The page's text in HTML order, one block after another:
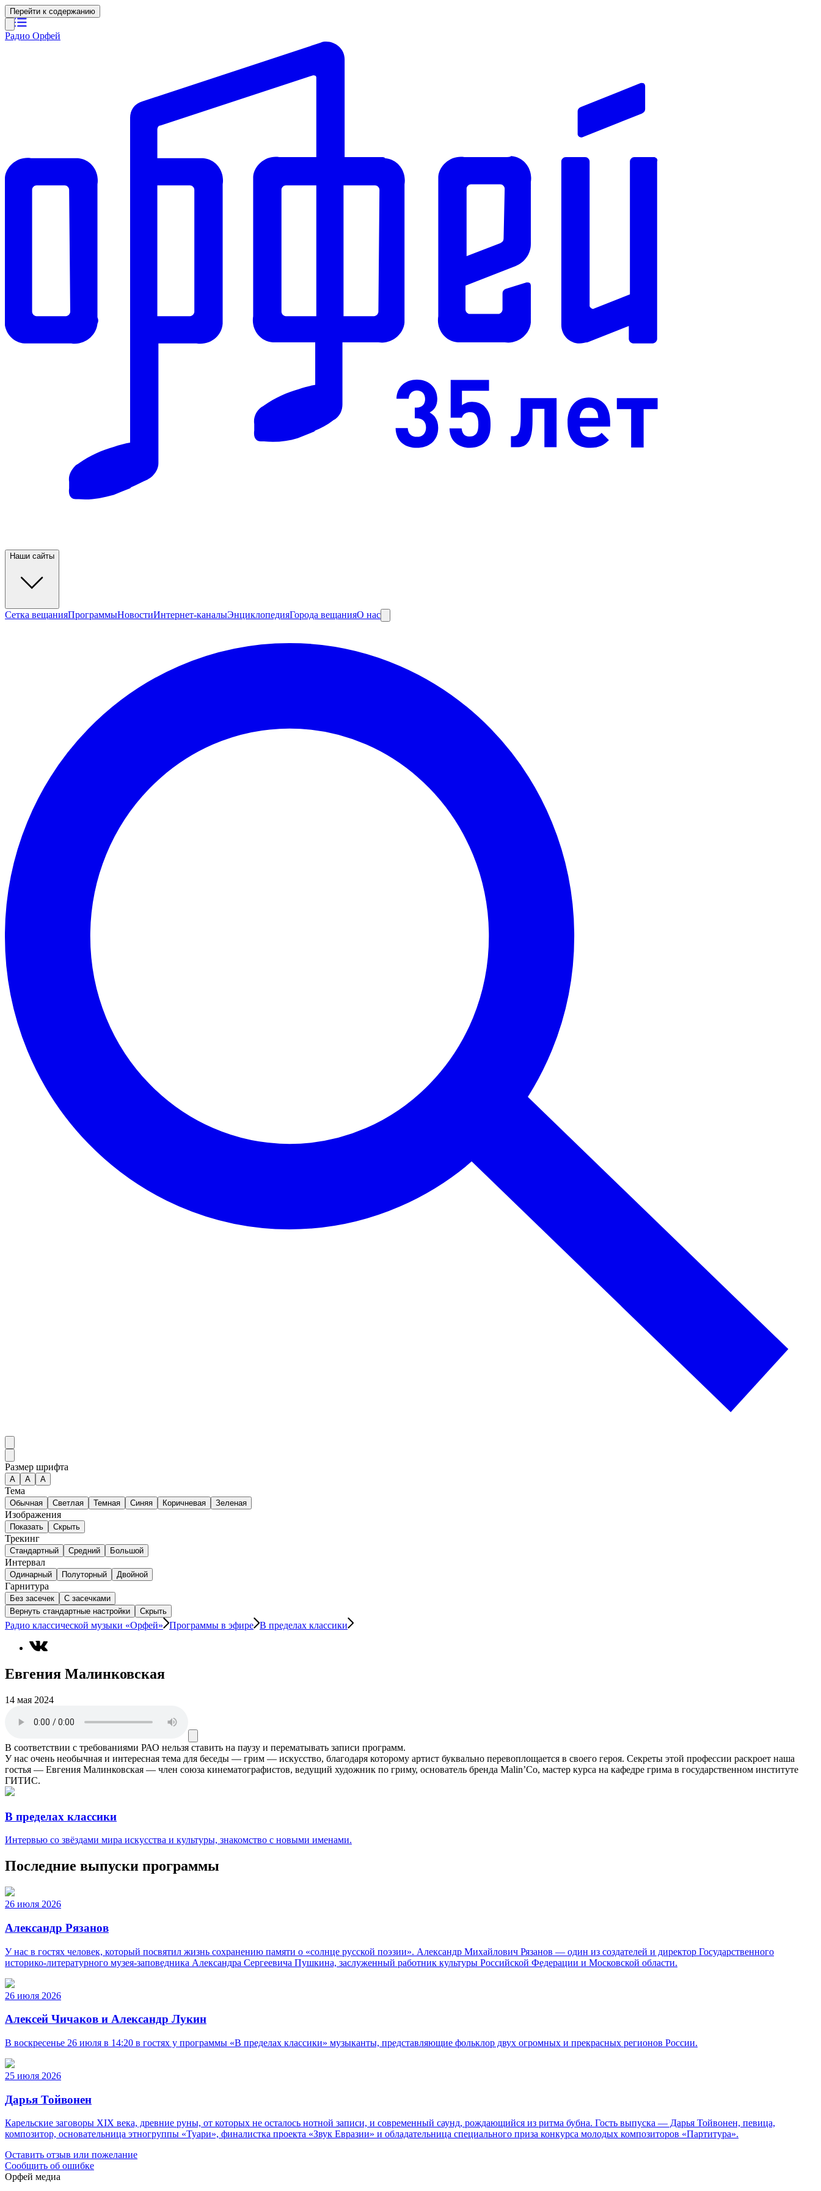
Перейти к содержанию
Радио Орфей
Наши сайты
Сетка вещанияПрограммыНовостиИнтернет-каналыЭнциклопедияГорода вещанияО нас
Размер шрифта
А A A
Тема
Обычная Светлая Темная Синяя Коричневая Зеленая
Изображения
Показать Скрыть
Трекинг
Стандартный Средний Большой
Интервал
Одинарный Полуторный Двойной
Гарнитура
Без засечек
С засечками
Вернуть стандартные настройки
Скрыть
Радио классической музыки «Орфей» Программы в эфире В пределах классики
Евгения Малинковская
14 мая 2024
В соответствии с требованиями РАО нельзя ставить на паузу и перематывать записи программ.
У нас очень необычная и интересная тема для беседы — грим — искусство, благодаря которому артист буквально перевоплощается в своего героя. Секреты этой профессии раскроет наша
гостья — Евгения Малинковская — член союза кинематографистов, ведущий художник по гриму, основатель бренда Malin’Co, мастер курса на кафедре грима в государственном институте
ГИТИС.
В пределах классики
Интервью со звёздами мира искусства и культуры, знакомство с новыми именами.
Последние выпуски программы
26 июля 2026
Александр Рязанов
У нас в гостях человек, который посвятил жизнь сохранению памяти о «солнце русской поэзии». Александр Михайлович Рязанов — один из создателей и директор Государственного
историко‑литературного музея‑заповедника Александра Сергеевича Пушкина, заслуженный работник культуры Российской Федерации и Московской области.
26 июля 2026
Алексей Чичаков и Александр Лукин
В воскресенье 26 июля в 14:20 в гостях у программы «В пределах классики» музыканты, представляющие фольклор двух огромных и прекрасных регионов России.
25 июля 2026
Дарья Тойвонен
Карельские заговоры XIX века, древние руны, от которых не осталось нотной записи, и современный саунд, рождающийся из ритма бубна. Гость выпуска — Дарья Тойвонен, певица,
композитор, основательница этногруппы «Туари», финалистка проекта «Звук Евразии» и обладательница специального приза конкурса молодых композиторов «Партитура».
Оставить отзыв или пожелание
Сообщить об ошибке
Орфей медиа